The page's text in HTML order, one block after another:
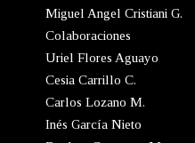
Miguel Angel Cristiani G.
Colaboraciones
Uriel Flores Aguayo
Cesia Carrillo C.
Carlos Lozano M.
Inés García Nieto